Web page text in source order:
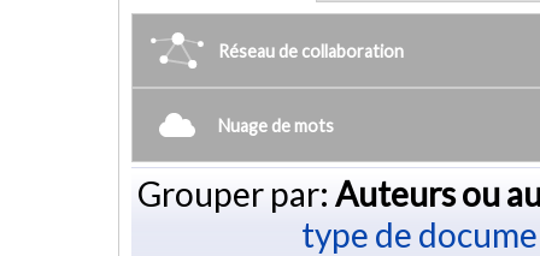
Réseau de collaboration
Nuage de mots
Grouper par: Auteurs ou
type de